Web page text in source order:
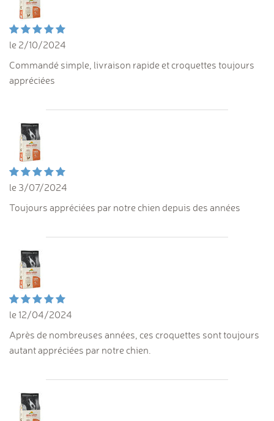
le 2/10/2024
Commandé simple, livraison rapide et croquettes toujours
appréciées
le 3/07/2024
Toujours appréciées par notre chien depuis des années
le 12/04/2024
Après de nombreuses années, ces croquettes sont toujours
autant appréciées par notre chien.